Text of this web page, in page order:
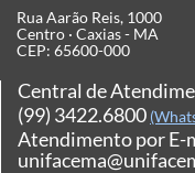
Rua Aarão Reis, 1000
Centro · Caxias - MA
CEP: 65600-000
Central de
(99) 3422.6800
Atendimento por E-